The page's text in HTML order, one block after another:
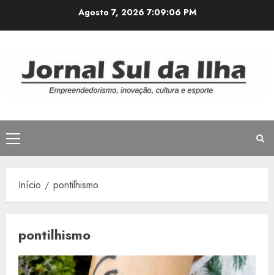
Agosto 7, 2026 7:09:06 PM
Menu
principal
Início pontilhismo
pontilhismo